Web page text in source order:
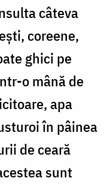
câteva
coreene,
ghici pe
o mână de
apa
în pâinea
de ceară
sunt